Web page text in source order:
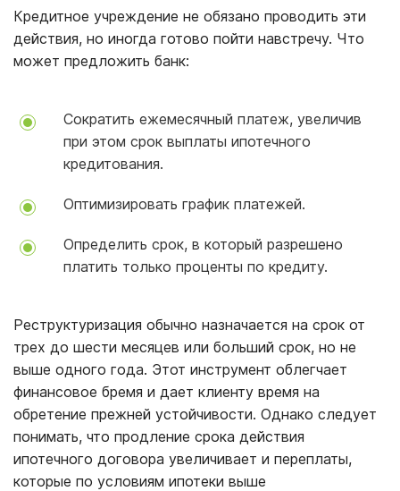
Кредитное учреждение не обязано проводить эти
действия, но иногда готово пойти навстречу. Что
может предложить банк:
Сократить ежемесячный платеж, увеличив
при этом срок выплаты ипотечного
кредитования.
Оптимизировать график платежей.
Определить срок, в который разрешено
платить только проценты по кредиту.
Реструктуризация обычно назначается на срок от
трех до шести месяцев или больший срок, но не
выше одного года. Этот инструмент облегчает
финансовое бремя и дает клиенту время на
обретение прежней устойчивости. Однако следует
понимать, что продление срока действия
ипотечного договора увеличивает и переплаты,
которые по условиям ипотеки выше